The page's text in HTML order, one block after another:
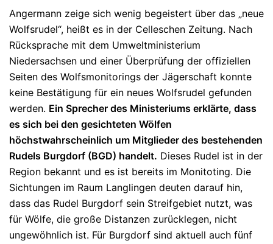
Angermann zeige sich wenig begeistert über das „neue
Wolfsrudel“, heißt es in der Celleschen Zeitung. Nach
Rücksprache mit dem Umweltministerium
Niedersachsen und einer Überprüfung der offiziellen
Seiten des Wolfsmonitorings der Jägerschaft konnte
keine Bestätigung für ein neues Wolfsrudel gefunden
werden. Ein Sprecher des Ministeriums erklärte, dass
es sich bei den gesichteten Wölfen
höchstwahrscheinlich um Mitglieder des bestehenden
Rudels Burgdorf (BGD) handelt. Dieses Rudel ist in der
Region bekannt und es ist bereits im Monitoting. Die
Sichtungen im Raum Langlingen deuten darauf hin,
dass das Rudel Burgdorf sein Streifgebiet nutzt, was
für Wölfe, die große Distanzen zurücklegen, nicht
ungewöhnlich ist. Für Burgdorf sind aktuell auch fünf